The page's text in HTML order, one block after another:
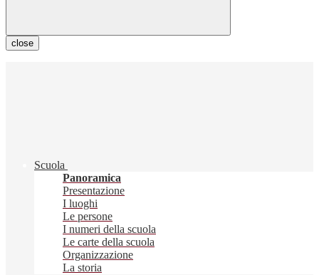
close
Scuola
Panoramica
Presentazione
I luoghi
Le persone
I numeri della scuola
Le carte della scuola
Organizzazione
La storia